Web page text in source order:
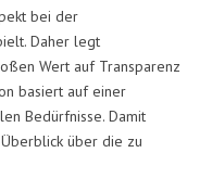
bei der
Daher legt
Wert auf Transparenz
basiert auf einer
Bedürfnisse. Damit
über die zu